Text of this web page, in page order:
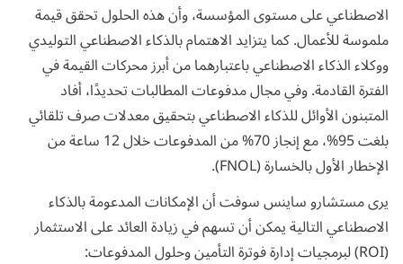
الإنشاء التلقائي لتقارير الاحتيال، بما في ذلك
تقارير الأنشطة المشبوهة (SARs) وتقارير
المعاملات المشبوهة (STRs).
إرسال تقارير الاحتيال المعتمدة وفقًا لقواعد
محددة إلى الجهات التنظيمية (مثل هيئة التأمين
(IA) ومجلس الضمان الصحي (CHI) في
السعودية، ومصرف الإمارات المركزي، وغيرها من
الجهات التنظيمية في دول الخليج) والشركاء
المعنيين (مثل شركات إعادة التأمين).
المدفوعات.
دعم الامتثال لمعايير ولوائح التأمين العالمية
والإقليمية المتعلقة بحماية بيانات المدفوعات، بما
في ذلك لوائح هيئة التأمين (IA) في السعودية،
ونظام حماية البيانات الشخصية (PDPL)، والقانون
الاتحادي رقم (45) لسنة 2021 بشأن حماية
البيانات الشخصية في الإمارات، وضوابط الأمن
السيبراني الصادرة عن الهيئة الوطنية للأمن
السيبراني (NCA ECC)، ومتطلبات البنك المركزي
السعودي (ساما)، ومصرف الإمارات العربية
المتحدة المركزي، وهيئة الزكاة والضريبة والجمارك
(ZATCA)، ومعياري SOC 1 وSOC 2، ومعيار أمن
الاصطناعي على مستوى المؤسسة، وأن هذه الحلول تحقق قيمة
ملموسة للأعمال. كما يتزايد الاهتمام بالذكاء الاصطناعي التوليدي
ووكلاء الذكاء الاصطناعي باعتبارهما من أبرز محركات القيمة في
الفترة القادمة. وفي مجال مدفوعات المطالبات تحديدًا، أفاد
المتبنون الأوائل للذكاء الاصطناعي بتحقيق معدلات صرف تلقائي
بلغت95% ، مع إنجاز70%
من المدفوعات خلال 12 ساعة من
الإخطار الأول بالخسارة (FNOL).
يرى مستشارو ساينس سوفت أن الإمكانات المدعومة بالذكاء
الاصطناعي التالية يمكن أن تسهم في زيادة العائد على الاستثمار
(ROI) لبرمجيات إدارة فوترة التأمين وحلول المدفوعات: